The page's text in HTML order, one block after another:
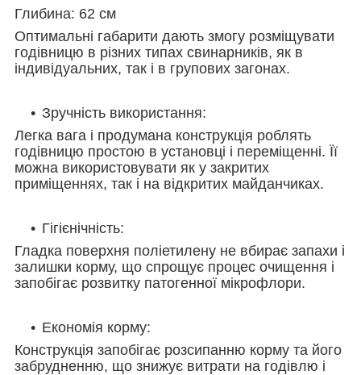
Глибина: 62 см
Оптимальні габарити дають змогу розміщувати
годівницю в різних типах свинарників, як в
індивідуальних, так і в групових загонах.
Зручність використання:
Легка вага і продумана конструкція роблять
годівницю простою в установці і переміщенні. Її
можна використовувати як у закритих
приміщеннях, так і на відкритих майданчиках.
Гігієнічність:
Гладка поверхня поліетилену не вбирає запахи і
залишки корму, що спрощує процес очищення і
запобігає розвитку патогенної мікрофлори.
Економія корму:
Конструкція запобігає розсипанню корму та його
забрудненню, що знижує витрати на годівлю і